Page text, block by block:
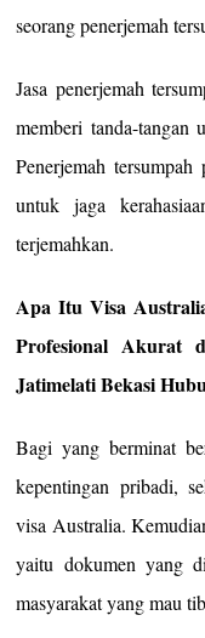
seorang penerjemah
Jasa penerjemah
memberi tanda-tangan
Penerjemah
untuk jaga
terjemahkan.
Apa Itu Visa
Profesional Akurat
Jatimelati Bekasi
Bagi yang berminat
kepentingan pribadi,
visa Australia.
yaitu dokumen yang
masyarakat yang mau